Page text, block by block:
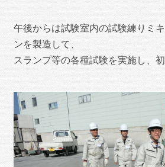
午後からは試験室内の試験練りミ
ンを製造して、
スランプ等の各種試験を実施し、